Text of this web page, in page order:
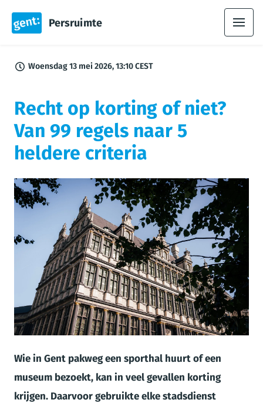
Persruimte
Woensdag 13 mei 2026, 13:10 CEST
Recht op korting of niet?
Van 99 regels naar 5
heldere criteria
JPG
Wie in Gent pakweg een sporthal huurt of een
museum bezoekt, kan in veel gevallen korting
krijgen. Daarvoor gebruikte elke stadsdienst